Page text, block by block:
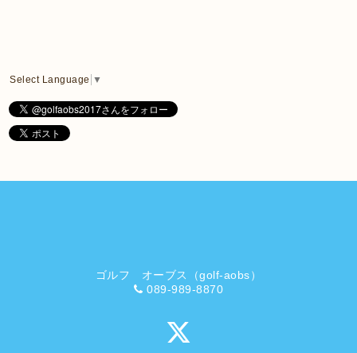
Select Language ▼
ゴルフ オーブス（golf-aobs）
089-989-8870